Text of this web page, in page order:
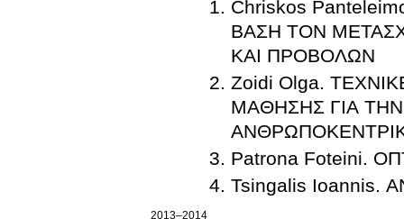
Chriskos
ΒΑΣΗ ΤΟΝ
ΚΑΙ ΠΡΟΒΟΛΩΝ
Zoidi Olga.
ΜΑΘΗΣΗΣ ΓΙΑ
Patrona Foteini.
Tsingalis Ioannis.
2013–2014